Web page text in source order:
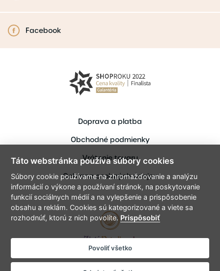
Facebook
Doprava a platba
Obchodné podmienky
Vrátenie tovaru
Ochrana osobných údajov
Copyright © 2021 ZlataPriadka.sk
Vytvoril bart.sk - Tvorme spolu digitálne zážitky
Táto webstránka používa súbory cookies
Súbory cookie používame na zhromažďovanie a analýzu
informácií o výkone a používaní stránok, na poskytovanie
funkcií sociálnych médií a na vylepšenie a prispôsobenie
obsahu a reklám. Cookies sú kategorizované a viete sa
rozhodnúť, ktorú z nich povolíte.Prispôsobiť
Povoliť všetko